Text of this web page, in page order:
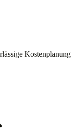
Kostenplanung